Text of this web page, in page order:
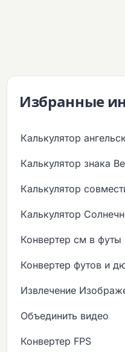
Избранные
Калькулятор
Калькулятор знака
Калькулятор
Калькулятор
Конвертер см в
Конвертер футов и
Извлечение
Объединить видео
Конвертер FPS